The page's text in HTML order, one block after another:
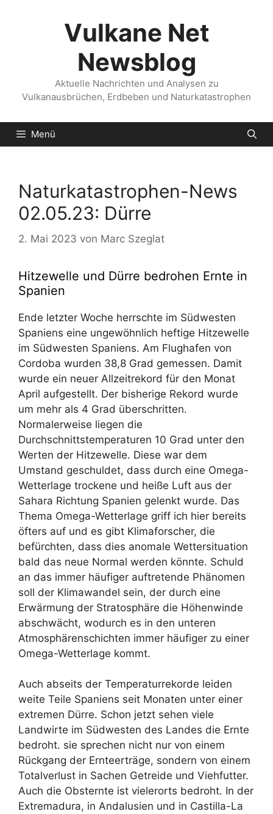
Vulkane Net
Newsblog
Aktuelle Nachrichten und Analysen zu
Vulkanausbrüchen, Erdbeben und Naturkatastrophen
Menü
Naturkatastrophen-News
02.05.23: Dürre
2. Mai 2023 von Marc Szeglat
Hitzewelle und Dürre bedrohen Ernte in
Spanien
Ende letzter Woche herrschte im Südwesten
Spaniens eine ungewöhnlich heftige Hitzewelle
im Südwesten Spaniens. Am Flughafen von
Cordoba wurden 38,8 Grad gemessen. Damit
wurde ein neuer Allzeitrekord für den Monat
April aufgestellt. Der bisherige Rekord wurde
um mehr als 4 Grad überschritten.
Normalerweise liegen die
Durchschnittstemperaturen 10 Grad unter den
Werten der Hitzewelle. Diese war dem
Umstand geschuldet, dass durch eine Omega-
Wetterlage trockene und heiße Luft aus der
Sahara Richtung Spanien gelenkt wurde. Das
Thema Omega-Wetterlage griff ich hier bereits
öfters auf und es gibt Klimaforscher, die
befürchten, dass dies anomale Wettersituation
bald das neue Normal werden könnte. Schuld
an das immer häufiger auftretende Phänomen
soll der Klimawandel sein, der durch eine
Erwärmung der Stratosphäre die Höhenwinde
abschwächt, wodurch es in den unteren
Atmosphärenschichten immer häufiger zu einer
Omega-Wetterlage kommt.
Auch abseits der Temperaturrekorde leiden
weite Teile Spaniens seit Monaten unter einer
extremen Dürre. Schon jetzt sehen viele
Landwirte im Südwesten des Landes die Ernte
bedroht. sie sprechen nicht nur von einem
Rückgang der Ernteerträge, sondern von einem
Totalverlust in Sachen Getreide und Viehfutter.
Auch die Obsternte ist vielerorts bedroht. In der
Extremadura, in Andalusien und in Castilla-La